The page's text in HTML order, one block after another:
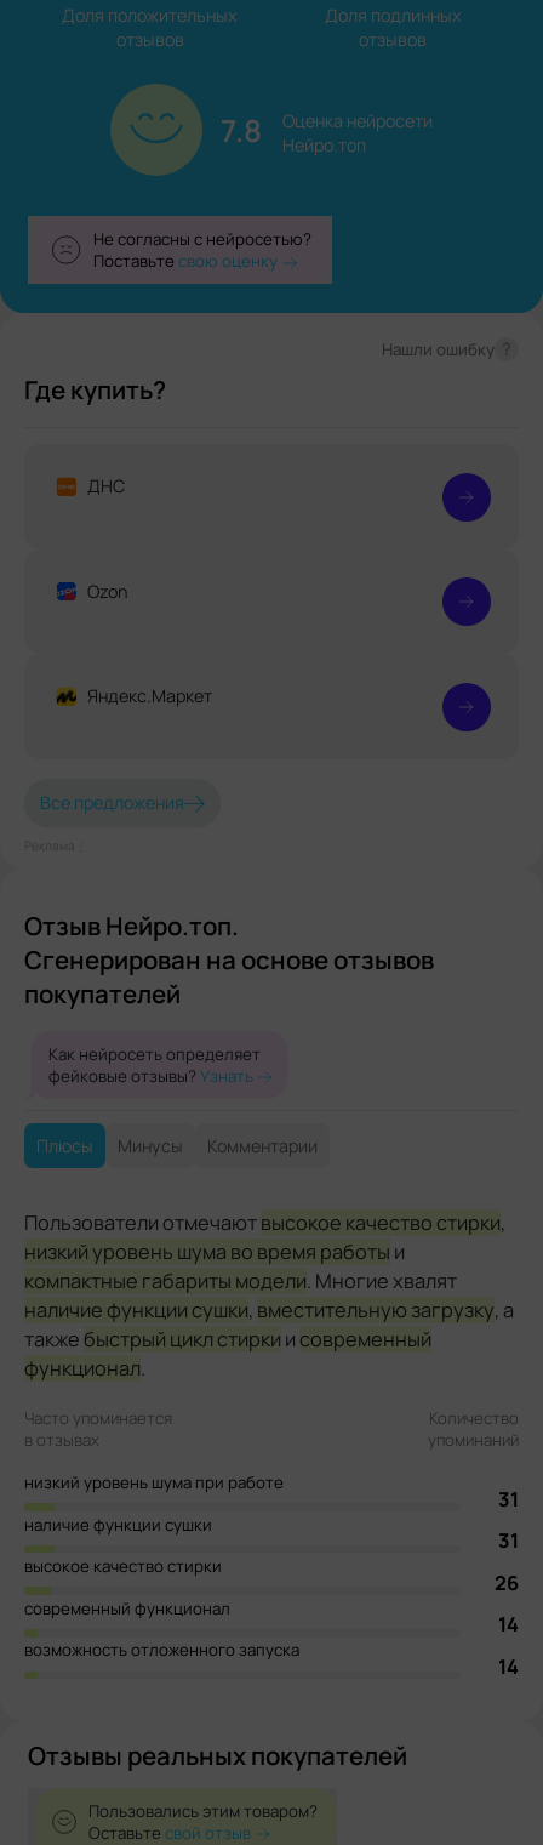
Доля положительных
отзывов
Доля подлинных
отзывов
7.8
Оценка нейросети
Нейро.топ
Не согласны с нейросетью?
Поставьтесвою оценку
Где купить?
Нашли ошибку
ДНС
Ozon
Яндекс.Маркет
Все предложения
Реклама⋮
Отзыв Нейро.топ.
Сгенерирован на основе отзывов
покупателей
Как нейросеть определяет
фейковые отзывы? Узнать
Плюсы Минусы Комментарии
Пользователи отмечаютвысокое качество стирки,
низкий уровень шума во время работы и
компактные габариты модели. Многие хвалят
наличие функции сушки, вместительную загрузку, а
также быстрый цикл стирки и современный
функционал.
Часто упоминается
в отзывах
Количество
упоминаний
низкий уровень шума при работе
31
наличие функции сушки
31
высокое качество стирки
26
современный функционал
14
возможность отложенного запуска
14
Отзывы реальных покупателей
Пользовались этим товаром?
Оставьтесвой отзыв